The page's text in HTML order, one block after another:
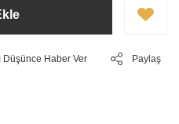
Düşünce Haber Ver Paylaş